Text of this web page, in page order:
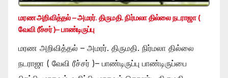
மரண அறிவித்தல் – அமரர். திருமதி. நிர்மலா தில்லை நடராஜா (
வேவி ரீச்சர் )– பாண்டிருப்பு
மரண அறிவித்தல் – அமரர். திருமதி. நிர்மலா தில்லை
நடராஜா ( வேவி ரீச்சர் )– பாண்டிருப்பு பாண்டிருப்பை